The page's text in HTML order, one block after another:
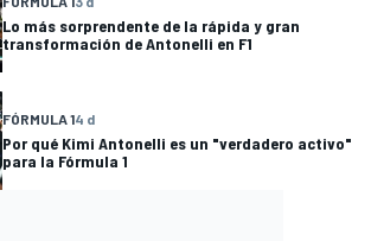
Lo más sorprendente de la rápida y gran
transformación de Antonelli en F1
FÓRMULA 14 d
Por qué Kimi Antonelli es un "verdadero activo"
para la Fórmula 1